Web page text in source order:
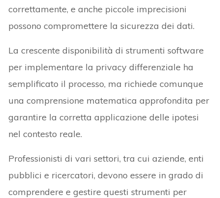
correttamente, e anche piccole imprecisioni
possono compromettere la sicurezza dei dati.
La crescente disponibilità di strumenti software
per implementare la privacy differenziale ha
semplificato il processo, ma richiede comunque
una comprensione matematica approfondita per
garantire la corretta applicazione delle ipotesi
nel contesto reale.
Professionisti di vari settori, tra cui aziende, enti
pubblici e ricercatori, devono essere in grado di
comprendere e gestire questi strumenti per